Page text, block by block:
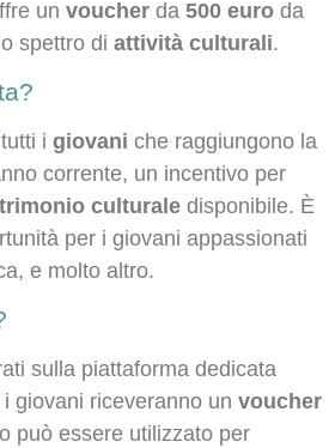
un voucher da 500 euro da
spettro di attività culturali.
i giovani che raggiungono la
corrente, un incentivo per
culturale disponibile. È
per i giovani appassionati
e molto altro.
sulla piattaforma dedicata
i giovani riceveranno un voucher
può essere utilizzato per